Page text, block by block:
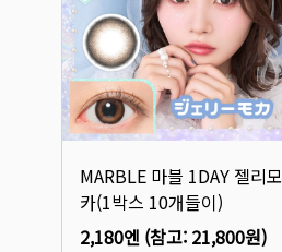
MARBLE 마블 1DAY 젤리모
카(1박스 10개들이)
2,180엔 (참고: 21,800원)